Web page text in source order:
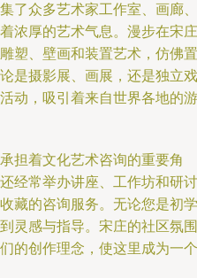
了众多艺术家工作室、画廊、
浓厚的艺术气息。漫步在宋庄
塑、壁画和装置艺术，仿佛置
是摄影展、画展，还是独立戏
动，吸引着来自世界各地的游
担着文化艺术咨询的重要角
经常举办讲座、工作坊和研讨
藏的咨询服务。无论您是初学
灵感与指导。宋庄的社区氛围
的创作理念，使这里成为一个